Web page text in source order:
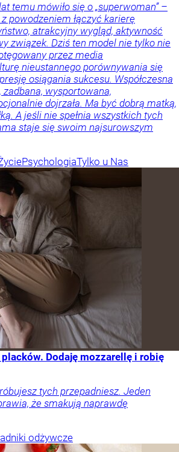
temu mówiło się o „superwoman” –
powodzeniem łączyć karierę
atrakcyjny wygląd, aktywność
związek. Dziś ten model nie tylko nie
przez media
nieustannego porównywania się
osiągania sukcesu. Współczesna
wysportowana,
dojrzała. Ma być dobrą matką,
A jeśli nie spełnia wszystkich tych
staje się swoim najsurowszym
PsychologiaTylko u Nas
Dodaję mozzarellę i robię
tych przepadniesz. Jeden
że smakują naprawdę
odżywcze